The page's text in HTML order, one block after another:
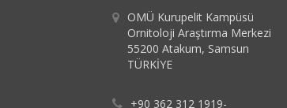
OMÜ Kurupelit Kampüsü
Ornitoloji Araştırma Merkezi
55200 Atakum, Samsun
TÜRKİYE
+90 362 312 1919-